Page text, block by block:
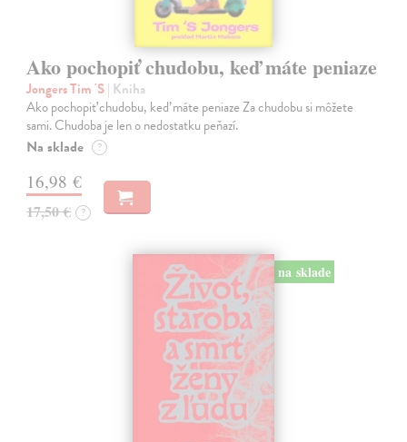
Ako pochopiť chudobu, keď máte peniaze
Jongers Tim 'S| Kniha
Ako pochopiť chudobu, keď máte peniaze Za chudobu si môžete
sami. Chudoba je len o nedostatku peňazí.
Na sklade ?
16,98 €
17,50 € ?
na sklade